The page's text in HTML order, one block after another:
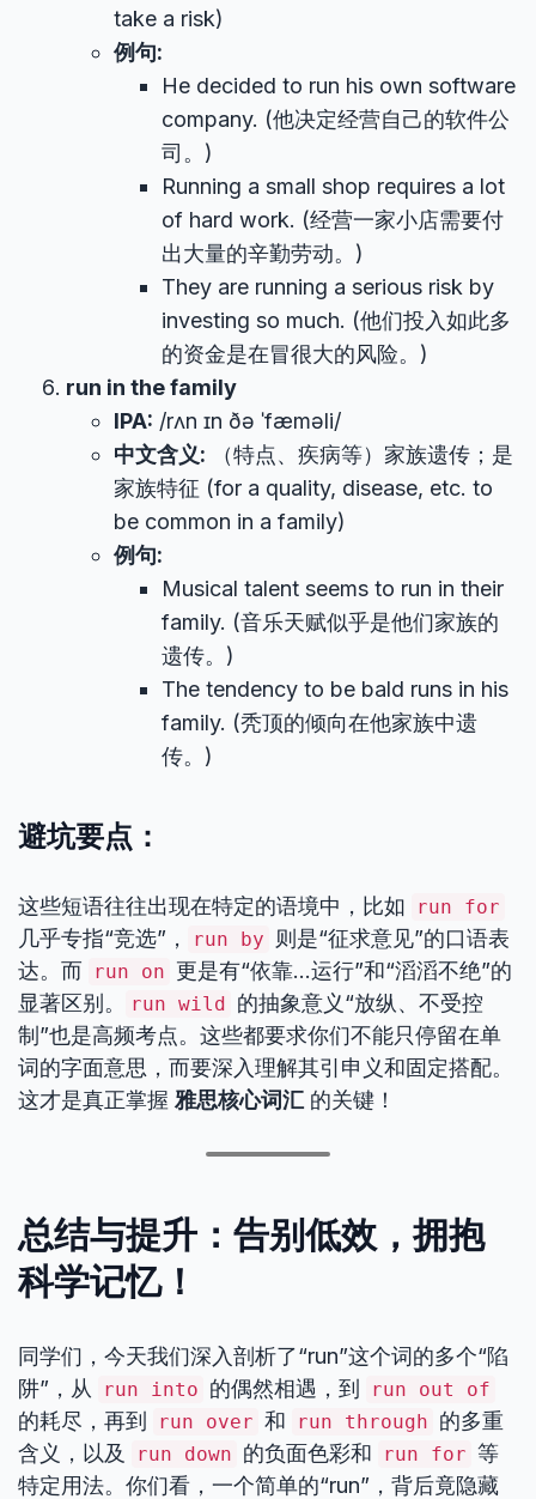
take a risk)
例句:
He decided to run his own software
company. (他决定经营自己的软件公
司。)
Running a small shop requires a lot
of hard work. (经营一家小店需要付
出大量的辛勤劳动。)
They are running a serious risk by
investing so much. (他们投入如此多
的资金是在冒很大的风险。)
run in the family
IPA: /rʌn ɪn ðə ˈfæməli/
中文含义: （特点、疾病等）家族遗传；是
家族特征 (for a quality, disease, etc. to
be common in a family)
例句:
Musical talent seems to run in their
family. (音乐天赋似乎是他们家族的
遗传。)
The tendency to be bald runs in his
family. (秃顶的倾向在他家族中遗
传。)
避坑要点：
这些短语往往出现在特定的语境中，比如 run for
几乎专指“竞选”， run by
则是“征求意见”的口语表
达。而
run on 更是有“依靠…运行”和“滔滔不绝”的
显著区别。
run wild 的抽象意义“放纵、不受控
制”也是高频考点。这些都要求你们不能只停留在单
词的字面意思，而要深入理解其引申义和固定搭配。
这才是真正掌握 雅思核心词汇 的关键！
总结与提升：告别低效，拥抱
科学记忆！
同学们，今天我们深入剖析了“run”这个词的多个“陷
阱”，从
run into 的偶然相遇，到 run out of
的耗尽，再到 run over 和 run through 的多重
含义，以及
run down 的负面色彩和 run for 等
特定用法。你们看，一个简单的“run”，背后竟隐藏